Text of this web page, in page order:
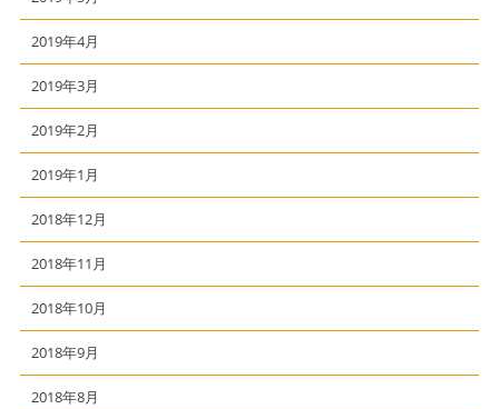
2019年4月
2019年3月
2019年2月
2019年1月
2018年12月
2018年11月
2018年10月
2018年9月
2018年8月